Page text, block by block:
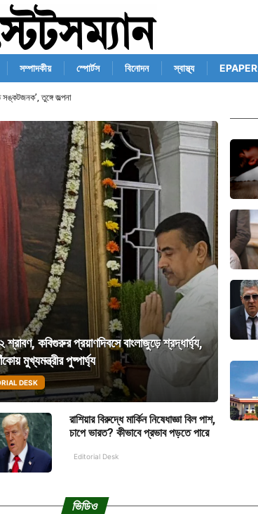
সম্পাদকীয় স্পোর্টস বিনোদন স্বাস্থ্য EPAPER
ধরেই ভুগছিলেন অসুস্থতায়, কী কারণে মৃত্যু?
কবিগুরুর প্রয়াণদিবসে বাংলাজুড়ে শ্রদ্ধার্ঘ্য,
মুখ্যমন্ত্রীর পুষ্পার্ঘ্য
DESK
রাশিয়ার বিরুদ্ধে মার্কিন নিষেধাজ্ঞা বিল পাশ,
চাপে ভারত? কীভাবে প্রভাব পড়তে পারে
Editorial Desk
ভিডিও